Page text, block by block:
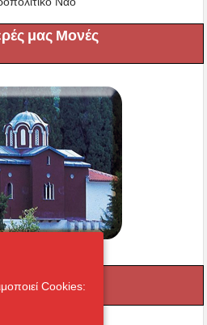
μας Μονές
Cookies: